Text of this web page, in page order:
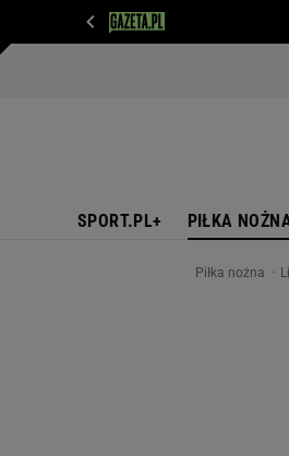
SPORT.PL+ PIŁKA
Piłka nożna